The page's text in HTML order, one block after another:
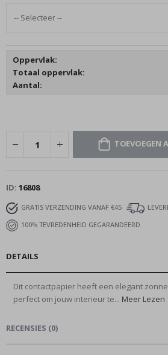
Oppervlak:
Totaal oppervlak:
Aantal:
TOEVOEGEN
ID 16808
GRATIS VERZENDING VANAF €45
100% TEVREDENHEID GEGARANDEERD
DETAILS
Dit contactpapier heeft een elegant
perfect om jouw interieur te... Meer Lezen
RECENSIES (0)